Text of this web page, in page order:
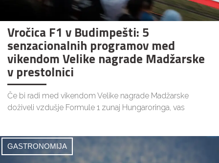
Vročica F1 v Budimpešti: 5
senzacionalnih programov med
vikendom Velike nagrade Madžarske
v prestolnici
Če bi radi med vikendom Velike nagrade Madžarske
doživeli vzdušje Formule 1 zunaj Hungaroringa, vas
GASTRONOMIJA